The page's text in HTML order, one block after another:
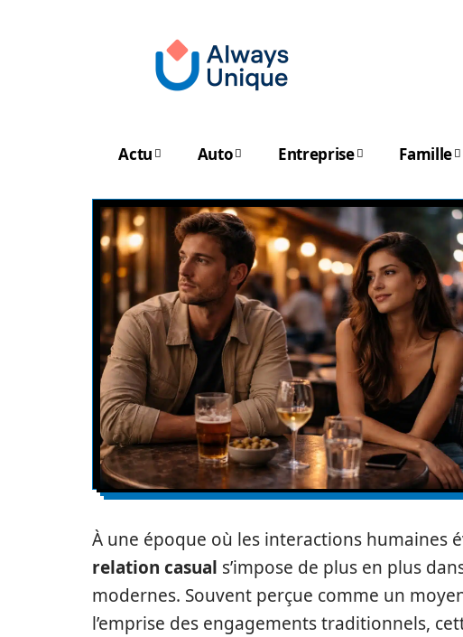
Actu Auto Entreprise Famille
À une époque où les interactions humaines
relation casual s’impose de plus en plus
modernes. Souvent perçue comme un
l’emprise des engagements traditionnels,